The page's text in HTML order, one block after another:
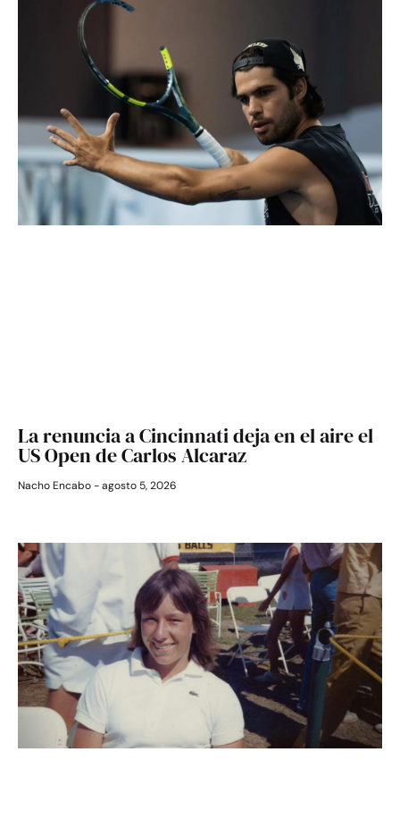
La renuncia a Cincinnati deja en el aire el
US Open de Carlos Alcaraz
Nacho Encabo agosto 5, 2026